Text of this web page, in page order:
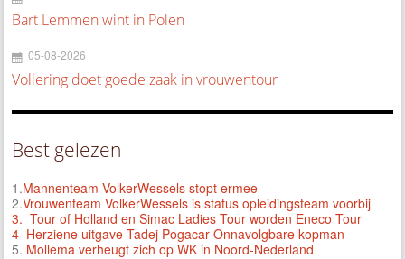
Bart Lemmen wint in Polen
05-08-2026
Vollering doet goede zaak in vrouwentour
Best gelezen
1.Mannenteam VolkerWessels stopt ermee
2.Vrouwenteam VolkerWessels is status opleidingsteam voorbij
3. Tour of Holland en Simac Ladies Tour worden Eneco Tour
4 Herziene uitgave Tadej Pogacar Onnavolgbare kopman
5. Mollema verheugt zich op WK in Noord-Nederland